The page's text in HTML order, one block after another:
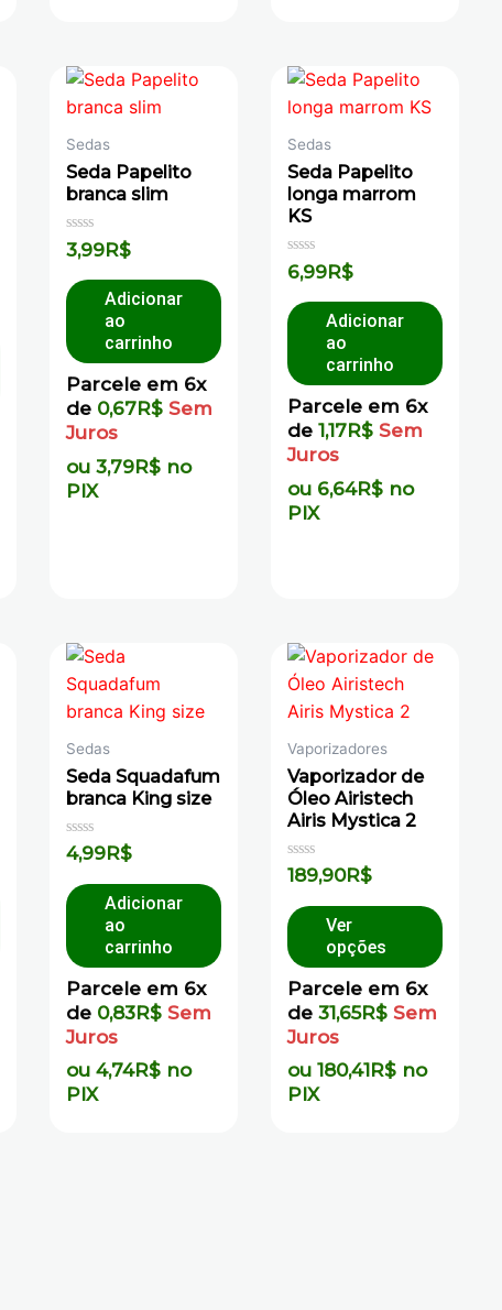
Sedas
Seda Papelito
branca slim
Avaliação
0
5
3,99R$
Adicionar
ao
carrinho
Parcele em 6x
de 0,67R$ Sem
Juros
ou 3,79R$ no
PIX
Sedas
Seda Papelito
longa marrom
KS
Avaliação
0
5
6,99R$
Adicionar
ao
carrinho
Parcele em 6x
de 1,17R$ Sem
Juros
ou 6,64R$ no
PIX
Sedas
Seda Squadafum
branca King size
Avaliação
0
5
4,99R$
Adicionar
ao
carrinho
Parcele em 6x
de 0,83R$ Sem
Juros
ou 4,74R$ no
PIX
Vaporizadores
Vaporizador de
Óleo Airistech
Airis Mystica 2
Avaliação
0
5
189,90R$
Ver
opções
Parcele em 6x
de 31,65R$ Sem
Juros
ou 180,41R$ no
PIX